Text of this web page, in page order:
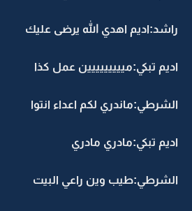
راشد:اديم اهدي الله يرضى عليك
اديم تبكي:مييييييييين عمل كذا
الشرطي:ماندري لكم اعداء انتوا
اديم تبكي:مادري مادري
الشرطي:طيب وين راعي البيت